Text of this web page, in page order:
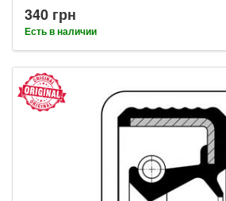
340 грн
Есть в наличии